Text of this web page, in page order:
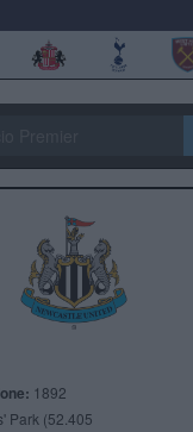
1892
Park (52.405